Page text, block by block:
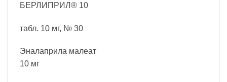
БЕРЛИПРИЛ® 10
табл. 10 мг, № 30
Эналаприла малеат
10 мг